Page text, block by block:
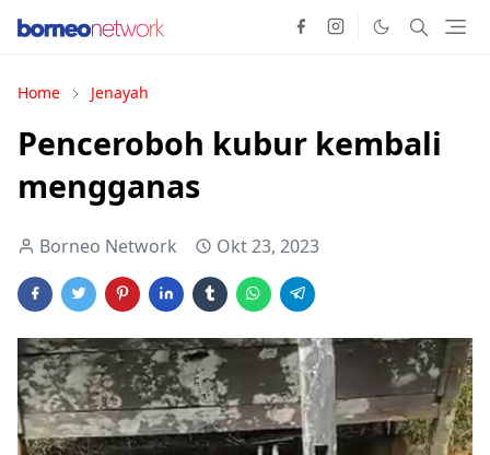
Home Jenayah
Penceroboh kubur kembali
mengganas
Borneo Network Okt 23, 2023